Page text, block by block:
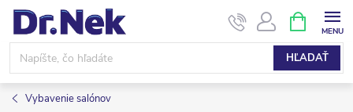
Prejsť
obsah
HĽADAŤ
KOŠÍK
Vybavenie salónov